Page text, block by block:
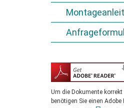
Um die Dokumente
benötigen Sie einen Adobe